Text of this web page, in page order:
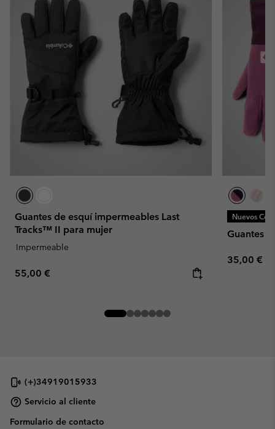
Guantes de esquí impermeables Last
Tracks™ II para mujer
Impermeable
Regular price:
55,00 €
Nuevos
Guantes
Regular
35,00 €
(+)34919015933
Servicio al cliente
Formulario de contacto